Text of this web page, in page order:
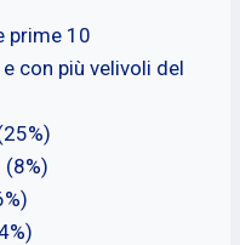
prime 10
con più velivoli del
(8%)